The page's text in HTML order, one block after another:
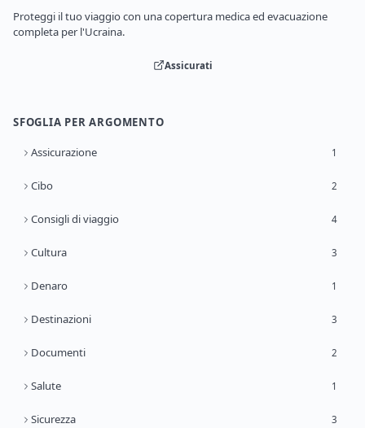
Proteggi il tuo viaggio con una copertura medica ed evacuazione
completa per l'Ucraina.
Assicurati
SFOGLIA PER ARGOMENTO
Assicurazione 1
Cibo 2
Consigli di viaggio 4
Cultura 3
Denaro 1
Destinazioni 3
Documenti 2
Salute 1
Sicurezza 3